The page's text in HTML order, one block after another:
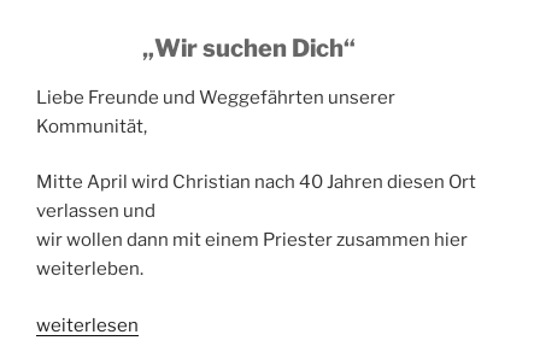
„Wir suchen Dich“
Liebe Freunde und Weggefährten unserer
Kommunität,
Mitte April wird Christian nach 40 Jahren diesen Ort
verlassen und
wir wollen dann mit einem Priester zusammen hier
weiterleben.
„Angebot
weiterlesen